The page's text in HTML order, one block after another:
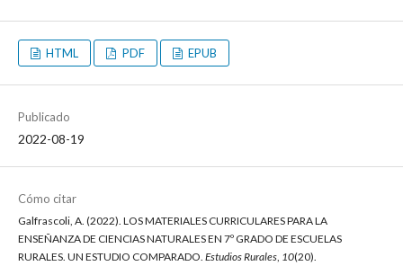
HTML PDF EPUB
Publicado
2022-08-19
Cómo citar
Galfrascoli, A. (2022). LOS MATERIALES CURRICULARES PARA LA
ENSEÑANZA DE CIENCIAS NATURALES EN 7º GRADO DE ESCUELAS
RURALES. UN ESTUDIO COMPARADO. Estudios Rurales 10(20).